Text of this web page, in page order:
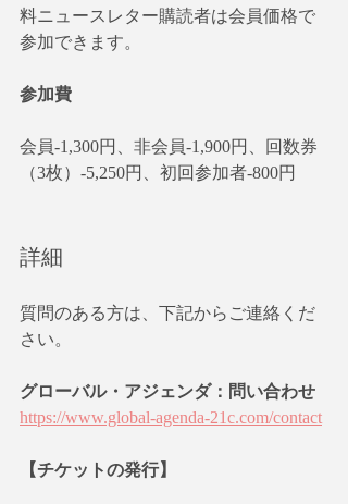
料ニュースレター購読者は会員価格で
参加できます。
参加費
会員-1,300円、非会員-1,900円、回数券
（3枚）-5,250円、初回参加者-800円
詳細
質問のある方は、下記からご連絡くだ
さい。
グローバル・アジェンダ：問い合わせ
https://www.global-agenda-21c.com/contact
【チケットの発行】